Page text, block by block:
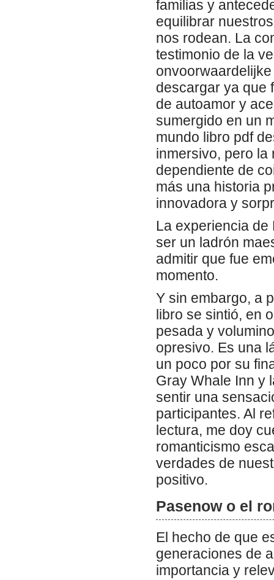
familias y
equilibrar
nos rodean. La
testimonio de la
descargar ya que
de autoamor y
sumergido en un
mundo libro pdf
inmersivo, pero la
dependiente de
más una historia
innovadora y
La experiencia de
ser un ladrón
admitir que fue
momento.
Y sin embargo, a
libro se sintió, en
pesada y
opresivo. Es una
un poco por su
Gray Whale Inn y
sentir una
participantes. Al
lectura, me doy
romanticismo
verdades de
positivo.
Pasenow o el
El hecho de que
generaciones de
importancia y